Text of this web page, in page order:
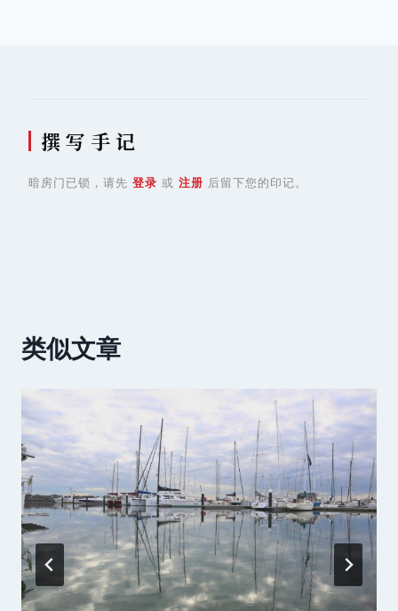
撰 写 手 记
暗房门已锁，请先 登录 或 注册 后留下您的印记。
类似文章